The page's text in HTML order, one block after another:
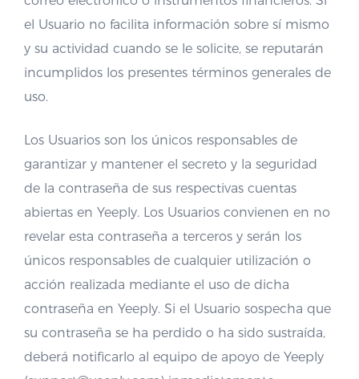
el Usuario no facilita información sobre sí mismo
y su actividad cuando se le solicite, se reputarán
incumplidos los presentes términos generales de
uso.
Los Usuarios son los únicos responsables de
garantizar y mantener el secreto y la seguridad
de la contraseña de sus respectivas cuentas
abiertas en Yeeply. Los Usuarios convienen en no
revelar esta contraseña a terceros y serán los
únicos responsables de cualquier utilización o
acción realizada mediante el uso de dicha
contraseña en Yeeply. Si el Usuario sospecha que
su contraseña se ha perdido o ha sido sustraída,
deberá notificarlo al equipo de apoyo de Yeeply